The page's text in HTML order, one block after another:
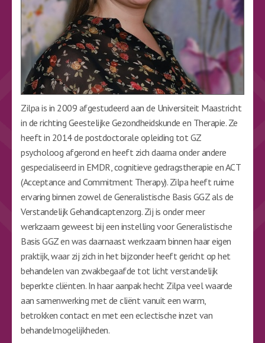
Zilpa is in 2009 afgestudeerd aan de Universiteit Maastricht
in de richting Geestelijke Gezondheidskunde en Therapie. Ze
heeft in 2014 de postdoctorale opleiding tot GZ
psycholoog afgerond en heeft zich daarna onder andere
gespecialiseerd in EMDR, cognitieve gedragstherapie en ACT
(Acceptance and Commitment Therapy). Zilpa heeft ruime
ervaring binnen zowel de Generalistische Basis GGZ als de
Verstandelijk Gehandicaptenzorg. Zij is onder meer
werkzaam geweest bij een instelling voor Generalistische
Basis GGZ en was daarnaast werkzaam binnen haar eigen
praktijk, waar zij zich in het bijzonder heeft gericht op het
behandelen van zwakbegaafde tot licht verstandelijk
beperkte cliënten. In haar aanpak hecht Zilpa veel waarde
aan samenwerking met de cliënt vanuit een warm,
betrokken contact en met een eclectische inzet van
behandelmogelijkheden.